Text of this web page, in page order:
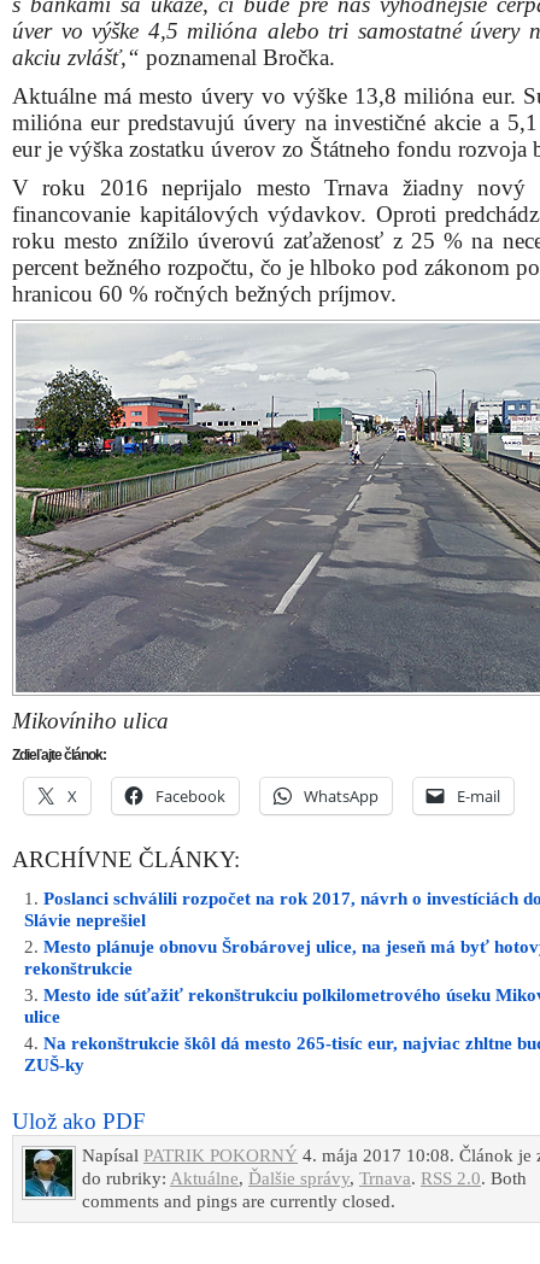
úver vo výške 4,5 milióna alebo tri samostatné úvery
akciu zvlášť,“ poznamenal Bročka.
Aktuálne má mesto úvery vo výške 13,8 milióna eur.
milióna eur predstavujú úvery na investičné akcie a
eur je výška zostatku úverov zo Štátneho fondu rozvoja
V roku 2016 neprijalo mesto Trnava žiadny nový
financovanie kapitálových výdavkov. Oproti
roku mesto znížilo úverovú zaťaženosť z 25 % na
percent bežného rozpočtu, čo je hlboko pod zákonom
hranicou 60 % ročných bežných príjmov.
Mikovíniho ulica
Zdieľajte článok:
X Facebook WhatsApp E-mail
ARCHÍVNE ČLÁNKY:
Poslanci schválili rozpočet na rok 2017, návrh o investíciách
Slávie neprešiel
Mesto plánuje obnovu Šrobárovej ulice, na jeseň má byť
rekonštrukcie
Mesto ide súťažiť rekonštrukciu polkilometrového úseku
ulice
Na rekonštrukcie škôl dá mesto 265-tisíc eur, najviac zhltne
ZUŠ-ky
Ulož ako PDF
Napísal PATRIK POKORNÝ 4. mája 2017 10:08. Článok je
do rubriky: Aktuálne, Ďalšie správy, Trnava. RSS 2.0. Both
comments and pings are currently closed.